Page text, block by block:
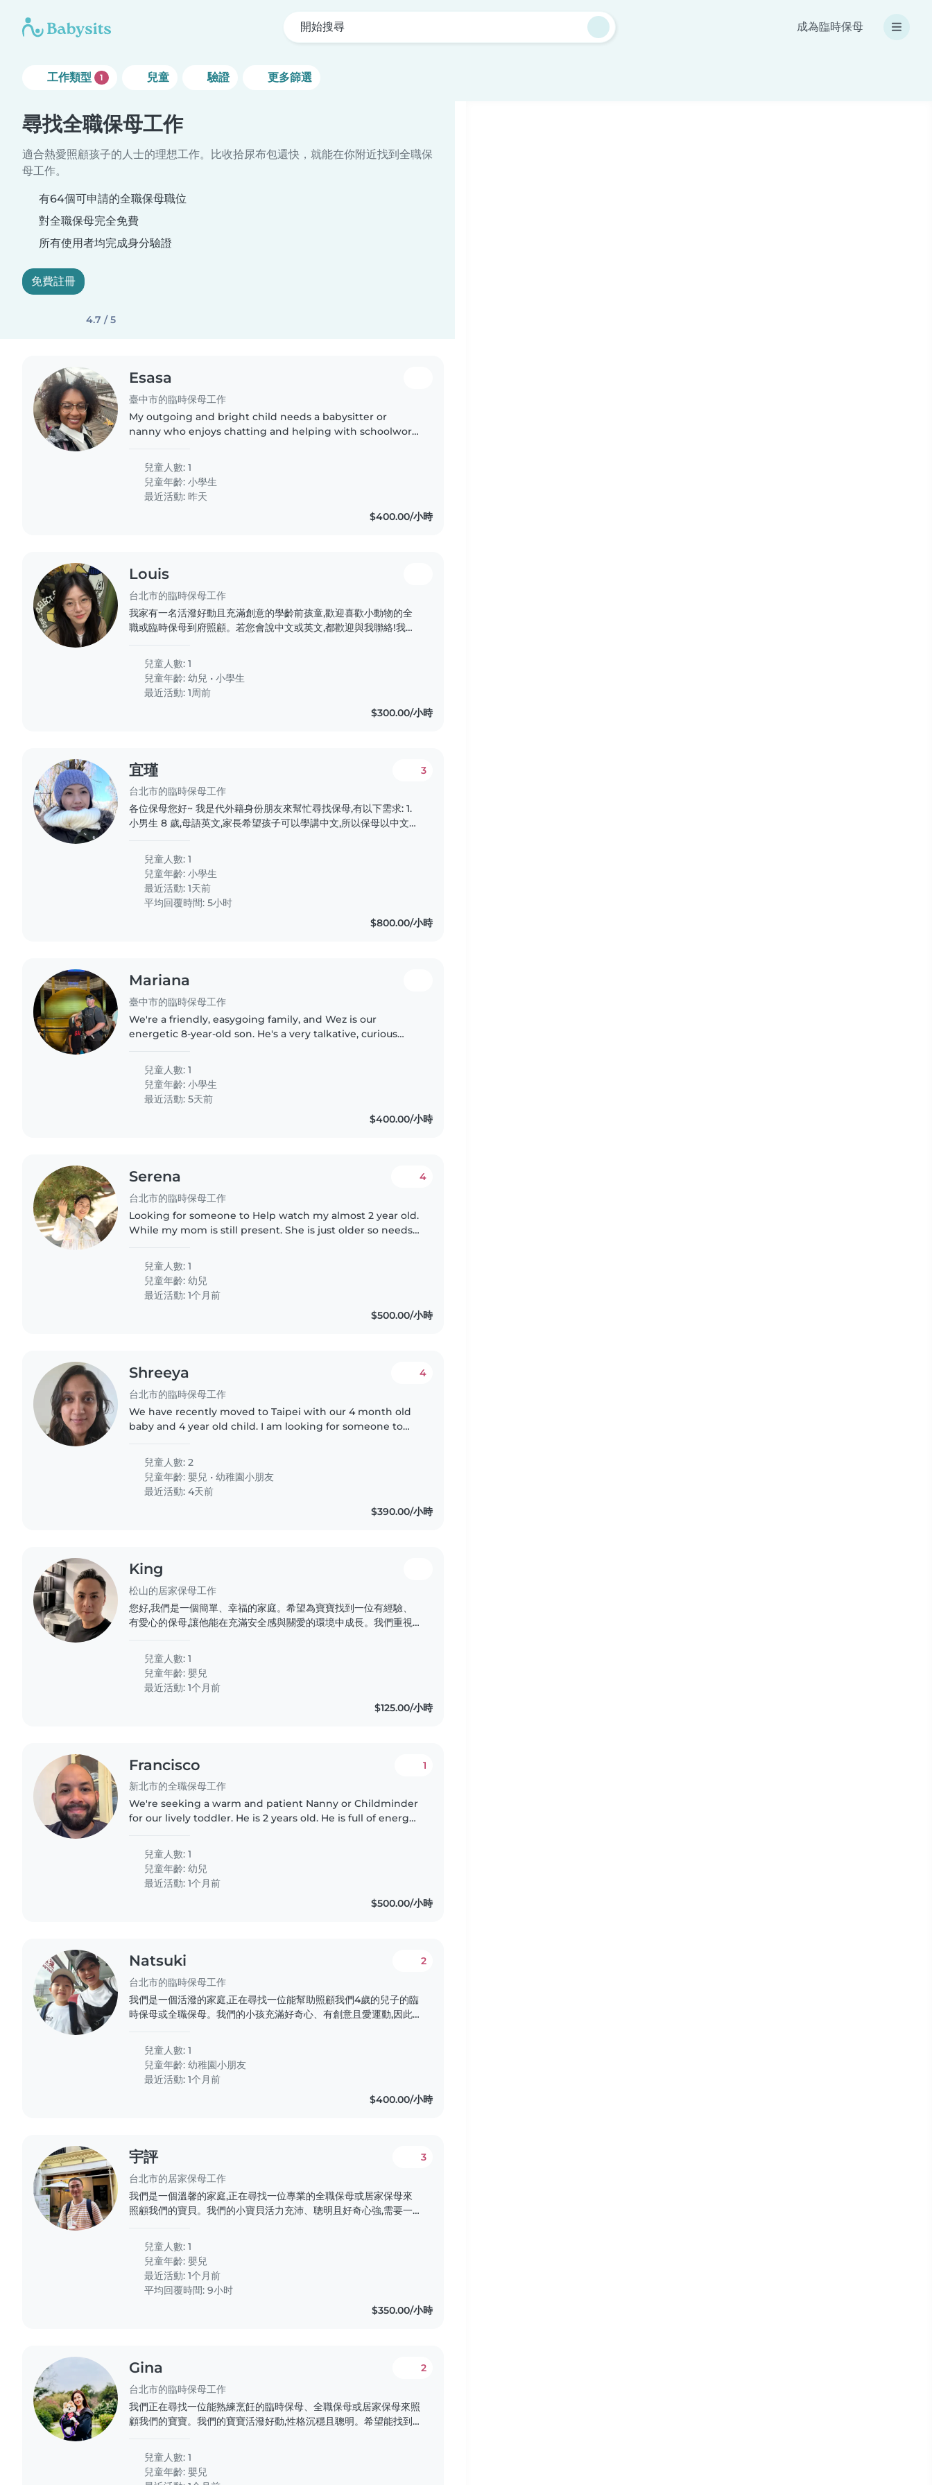
開始搜尋 成為臨時保母
工作類型 1 兒童 驗證 更多篩選
尋找全職保母工作
適合熱愛照顧孩子的人士的理想工作。比收拾尿布包還快，就能在你附近找到全職保
母工作。
有64個可申請的全職保母職位
對全職保母完全免費
所有使用者均完成身分驗證
免費註冊
4.7 / 5
Esasa
臺中市的臨時保母工作
My outgoing and bright child needs a babysitter or
nanny who enjoys chatting and helping with schoolwork.
兒童人數: 1
兒童年齡:小學生
最近活動: 昨天
$400.00/小時
Louis
台北市的臨時保母工作
我家有一名活潑好動且充滿創意的學齡前孩童,歡迎喜歡小動物的全
職或臨時保母到府照顧。若您會說中文或英文,都歡迎與我聯絡!我家
臨時保母到府照顧。若您會說中文或英文,都歡迎與我聯絡!我家有一
名活潑好動且充滿創意的學齡前孩童,歡迎喜歡小動物的全職或臨時
保母到府照顧。若您會說中文或英文,都歡迎與我聯絡!我家有一名活
潑好動且充滿創意的學齡前孩童,歡迎喜歡小動物的全職或臨時保母
到府照顧。若您會說中文或英文,都歡迎與我聯絡!我家有一名活潑好
兒童人數: 1
兒童年齡:幼兒 •小學生
最近活動: 1周前
$300.00/小時
宜瑾
台北市的臨時保母工作
3
各位保母您好~ 我是代外籍身份朋友來幫忙尋找保母,有以下需求: 1.
小男生 8 歲,母語英文,家長希望孩子可以學講中文,所以保母以中文對
),放學接回家以後簡單陪做作業直到家長下班返家 3. 地點:住家大直,
學校士林 4. 交通:以計程車/Uber 為主,家長出車資 5. 餐食:不需準備..
兒童人數: 1
兒童年齡:小學生
最近活動: 1天前
平均回覆時間: 5小时
$800.00/小時
Mariana
臺中市的臨時保母工作
We're a friendly, easygoing family, and Wez is our
energetic 8-year-old son. He's a very talkative, curious
keeping busy. He has..
兒童人數: 1
兒童年齡:小學生
最近活動: 5天前
$400.00/小時
Serena
台北市的臨時保母工作
4
Looking for someone to Help watch my almost 2 year old.
While my mom is still present. She is just older so needs
兒童人數: 1
兒童年齡:幼兒
最近活動: 1个月前
$500.00/小時
Shreeya
台北市的臨時保母工作
4
We have recently moved to Taipei with our 4 month old
baby and 4 year old child. I am looking for someone to
primarily be watching..
兒童人數: 2
兒童年齡:嬰兒 •幼稚園小朋友
最近活動: 4天前
$390.00/小時
King
松山的居家保母工作
您好,我們是一個簡單、幸福的家庭。希望為寶寶找到一位有經驗、
有愛心的保母,讓他能在充滿安全感與關愛的環境中成長。我們重視
兒童人數: 1
兒童年齡:嬰兒
最近活動: 1个月前
$125.00/小時
Francisco
新北市的全職保母工作
1
We're seeking a warm and patient Nanny or Childminder
for our lively toddler. He is 2 years old. He is full of energy,
English,..
兒童人數: 1
兒童年齡:幼兒
最近活動: 1个月前
$500.00/小時
Natsuki
台北市的臨時保母工作
2
我們是一個活潑的家庭,正在尋找一位能幫助照顧我們4歲的兒子的臨
時保母或全職保母。我們的小孩充滿好奇心、有創意且愛運動,因此
保母。我們的家是日語環境,希望保母能熟悉中文英文日文。歡迎有
興趣的保母聯繫我們,我們很期待認識你!
兒童人數: 1
兒童年齡:幼稚園小朋友
最近活動: 1个月前
$400.00/小時
宇評
台北市的居家保母工作
3
我們是一個溫馨的家庭,正在尋找一位專業的全職保母或居家保母來
照顧我們的寶貝。我們的小寶貝活力充沛、聰明且好奇心強,需要一
寶,並與我們保持良好的溝通。如果您符合條件,歡迎聯繫我們!
兒童人數: 1
兒童年齡:嬰兒
最近活動: 1个月前
平均回覆時間: 9小时
$350.00/小時
Gina
台北市的臨時保母工作
2
我們正在尋找一位能熟練烹飪的臨時保母、全職保母或居家保母來照
顧我們的寶寶。我們的寶寶活潑好動,性格沉穩且聰明。希望能找到
純,待人也友善。如果您符合我們的需求,歡迎聯繫我們!
兒童人數: 1
兒童年齡:嬰兒